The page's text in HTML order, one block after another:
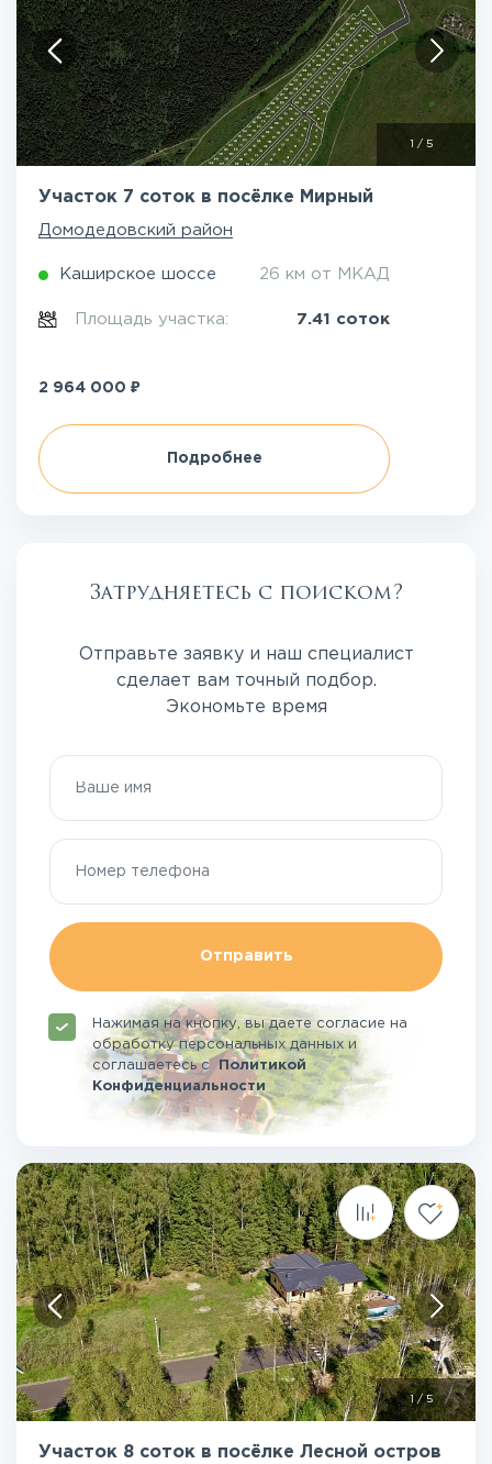
/ 5
Участок 7 соток в посёлке Мирный
Домодедовский район
Каширское шоссе 26 км от МКАД
Площадь участка: 7.41 соток
2 964 000 ₽
Подробнее
Затрудняетесь с поиском?
Отправьте заявку и наш специалист
сделает вам точный подбор.
Экономьте время
Отправить
Нажимая на кнопку, вы даете согласие на
обработку персональных данных и
соглашаетесьсПолитикой
Конфиденциальности
1 / 5
Участок 8 соток в посёлке Лесной остров